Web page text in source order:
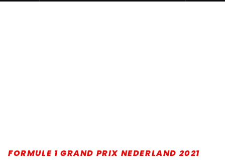
FORMULE 1 GRAND PRIX NEDERLAND 2021